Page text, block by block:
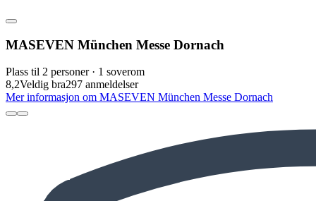
MASEVEN München Messe Dornach
Plass til 2 personer · 1 soverom
8,2Veldig bra297 anmeldelser
Mer informasjon om MASEVEN München Messe Dornach